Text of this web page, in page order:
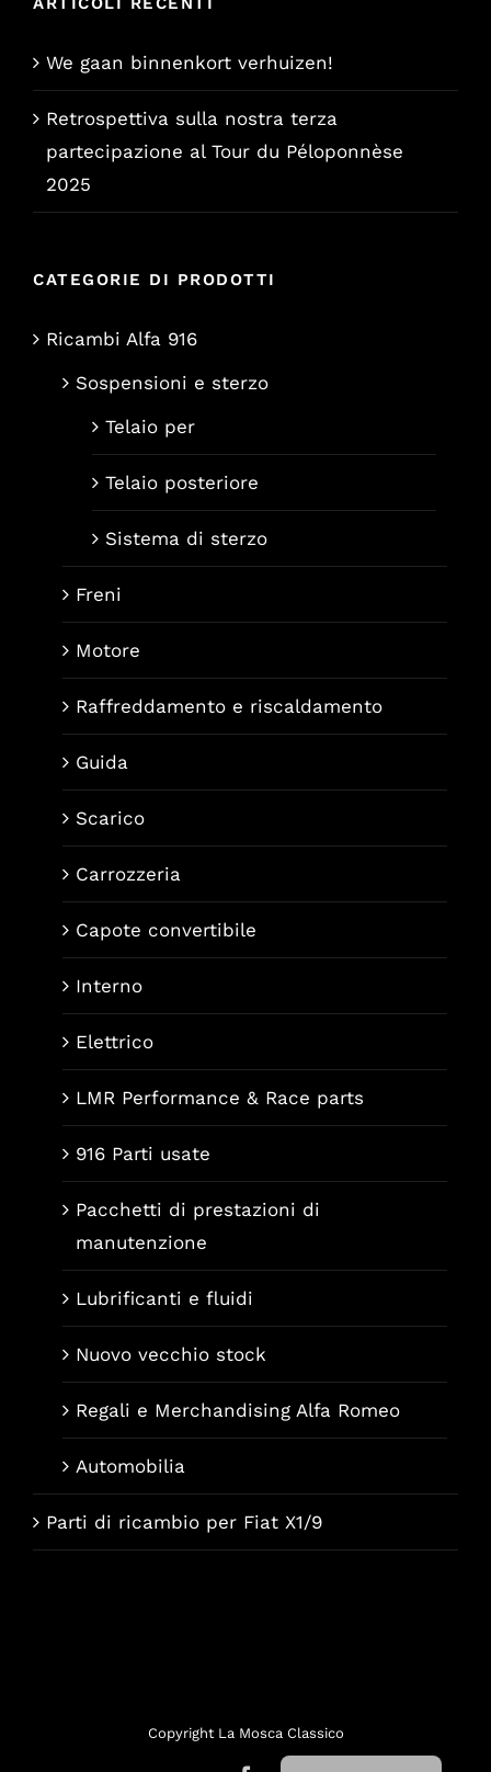
We gaan binnenkort verhuizen!
Retrospettiva sulla nostra terza
partecipazione al Tour du Péloponnèse
2025
CATEGORIE DI PRODOTTI
Ricambi Alfa 916
Sospensioni e sterzo
Telaio per
Telaio posteriore
Sistema di sterzo
Freni
Motore
Raffreddamento e riscaldamento
Guida
Scarico
Carrozzeria
Capote convertibile
Interno
Elettrico
LMR Performance & Race parts
916 Parti usate
Pacchetti di prestazioni di
manutenzione
Lubrificanti e fluidi
Nuovo vecchio stock
Regali e Merchandising Alfa Romeo
Automobilia
Parti di ricambio per Fiat X1/9
Copyright La Mosca Classico